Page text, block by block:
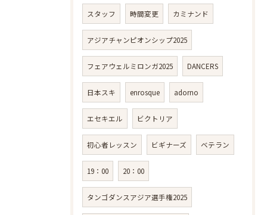
スタッフ 時間変更 カミナンド
アジアチャンピオンシップ2025
フェアウェルミロンガ2025 DANCERS
日本スキ enrosque adorno
エセキエル ビクトリア
初心者レッスン ビギナーズ ベテラン
19：00 20：00
タンゴダンスアジア選手権2025